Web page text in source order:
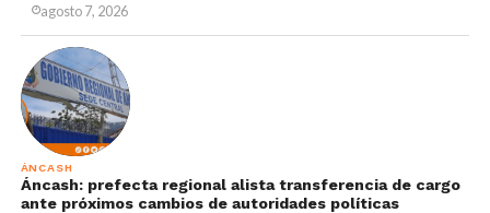
agosto 7, 2026
ÁNCASH
Áncash: prefecta regional alista transferencia de cargo
ante próximos cambios de autoridades políticas